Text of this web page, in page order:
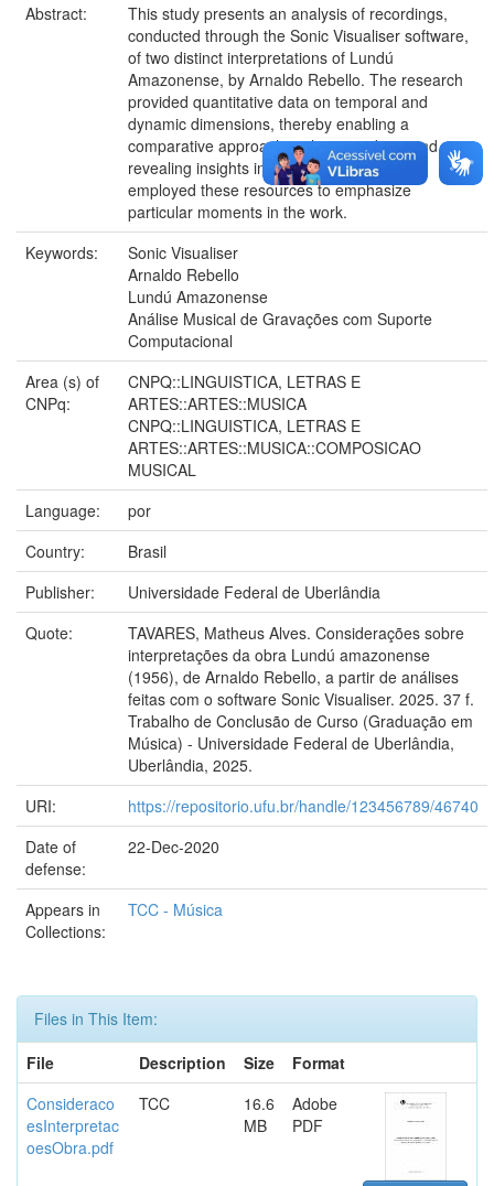
Abstract:
This study presents an analysis of recordings,
conducted through the Sonic Visualiser software,
of two distinct interpretations of Lundú
Amazonense, by Arnaldo Rebello. The research
provided quantitative data on temporal and
dynamic dimensions, thereby enabling a
comparative approach to the recordings and
revealing insights into how each performer
employed these resources to emphasize
particular moments in the work.
Keywords:
Sonic Visualiser
Arnaldo Rebello
Lundú Amazonense
Análise Musical de Gravações com Suporte
Computacional
Area (s) of
CNPq:
CNPQ::LINGUISTICA, LETRAS E
ARTES::ARTES::MUSICA
CNPQ::LINGUISTICA, LETRAS E
ARTES::ARTES::MUSICA::COMPOSICAO
MUSICAL
Language:
por
Country:
Brasil
Publisher:
Universidade Federal de Uberlândia
Quote:
TAVARES, Matheus Alves. Considerações sobre
interpretações da obra Lundú amazonense
(1956), de Arnaldo Rebello, a partir de análises
feitas com o software Sonic Visualiser. 2025. 37 f.
Trabalho de Conclusão de Curso (Graduação em
Música) - Universidade Federal de Uberlândia,
Uberlândia, 2025.
URI:
https://repositorio.ufu.br/handle/123456789/46740
Date of
defense:
22-Dec-2020
Appears in
Collections:
TCC - Música
Files in This Item:
File
Description Size
Format
Consideraco
esInterpretac
oesObra.pdf
TCC
16.6
MB
Adobe
PDF